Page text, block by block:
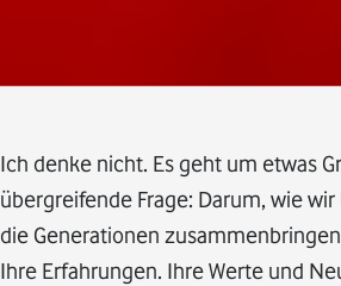
Ich denke nicht. Es geht um etwas
übergreifende Frage: Darum, wie
die Generationen
Ihre Erfahrungen. Ihre Werte und